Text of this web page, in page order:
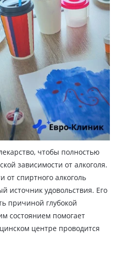
чтобы полностью
зависимости от алкоголя.
от спиртного алкоголь
источник удовольствия. Его
причиной глубокой
состоянием помогает
центре проводится